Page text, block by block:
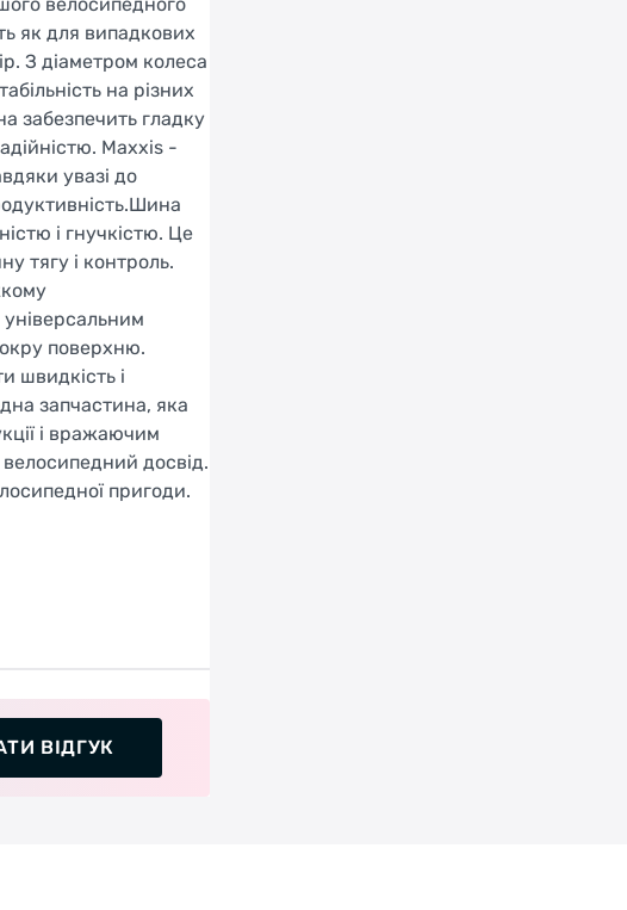
як для випадкових
З діаметром колеса
на різних
забезпечить гладку
Maxxis -
увазі до
і гнучкістю. Це
тягу і контроль.
поверхню.
швидкість і
запчастина, яка
і вражаючим
досвід.
пригоди.
ВІДГУК